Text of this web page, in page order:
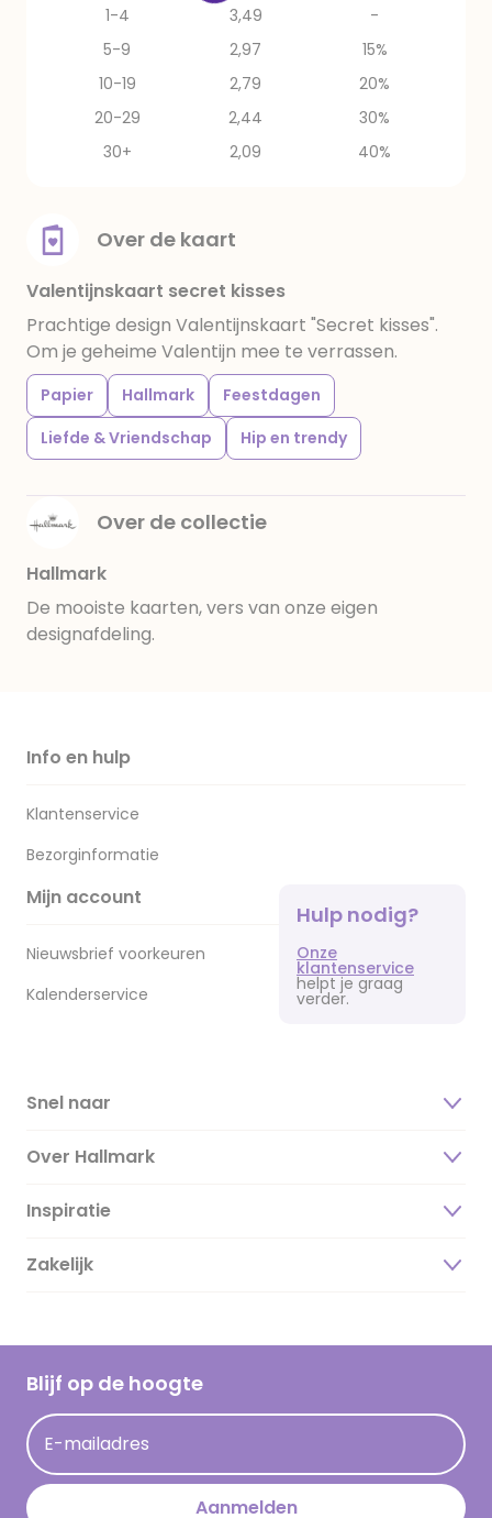
1-4
3,49
-
5-9
2,97
15%
10-19
2,79
20%
20-29
2,44
30%
30+
2,09 40%
Over de kaart
Valentijnskaart secret kisses
Prachtige design Valentijnskaart "Secret kisses".
Om je geheime Valentijn mee te verrassen.
Papier Hallmark
Feestdagen
Liefde & Vriendschap
Hip en trendy
Over de collectie
Hallmark
De mooiste kaarten, vers van onze eigen
designafdeling.
Info en hulp
Klantenservice
Bezorginformatie
Mijn account
Nieuwsbrief voorkeuren
Kalenderservice
Hulp nodig?
Onze
klantenservice
helpt je graag
verder.
Snel naar
Over Hallmark
Over ons
Duurzaamheid
Hallmark Kaartclub
Acties
Persberichten
Hallmark en Kinderpostzegels
Inspiratie
Magazine
Cadeau inspiratie
Kaartinspiratie
Zakelijk
Blijf op de hoogte
E-mailadres
Aanmelden